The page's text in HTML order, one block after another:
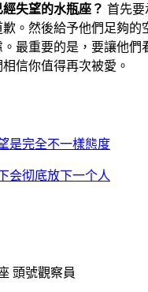
失望的水瓶座？ 首先要
歉。然後給予他們足夠的
最重要的是，要讓他們
信你值得再次被愛。
是完全不一樣態度
会彻底放下一个人
頭號觀察員